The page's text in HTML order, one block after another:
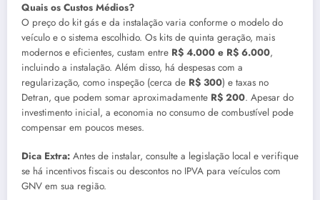
Quais os Custos Médios?
O preço do kit gás e da instalação varia conforme o modelo do
veículo e o sistema escolhido. Os kits de quinta geração, mais
modernos e eficientes, custam entre R$ 4.000 e R$ 6.000,
incluindo a instalação. Além disso, há despesas com a
regularização, como inspeção (cerca de R$ 300) e taxas no
Detran, que podem somar aproximadamente R$ 200. Apesar do
investimento inicial, a economia no consumo de combustível pode
compensar em poucos meses.
Dica Extra: Antes de instalar, consulte a legislação local e verifique
se há incentivos fiscais ou descontos no IPVA para veículos com
GNV em sua região.